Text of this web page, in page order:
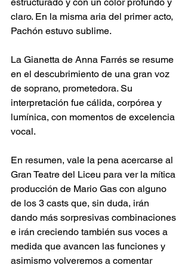
claro. En la misma aria del primer acto,
Pachón estuvo sublime.
La Gianetta de Anna Farrés se resume
en el descubrimiento de una gran voz
de soprano, prometedora. Su
interpretación fue cálida, corpórea y
lumínica, con momentos de excelencia
vocal.
En resumen, vale la pena acercarse al
Gran Teatre del Liceu para ver la mítica
producción de Mario Gas con alguno
de los 3 casts que, sin duda, irán
dando más sorpresivas combinaciones
e irán creciendo también sus voces a
medida que avancen las funciones y
asimismo volveremos a comentar